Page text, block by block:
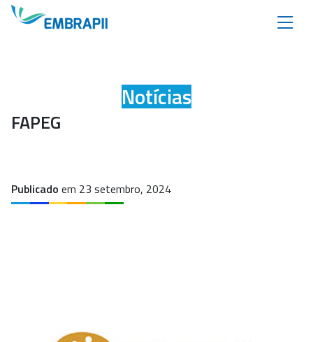
Notícias
FAPEG
Publicado em 23 setembro, 2024